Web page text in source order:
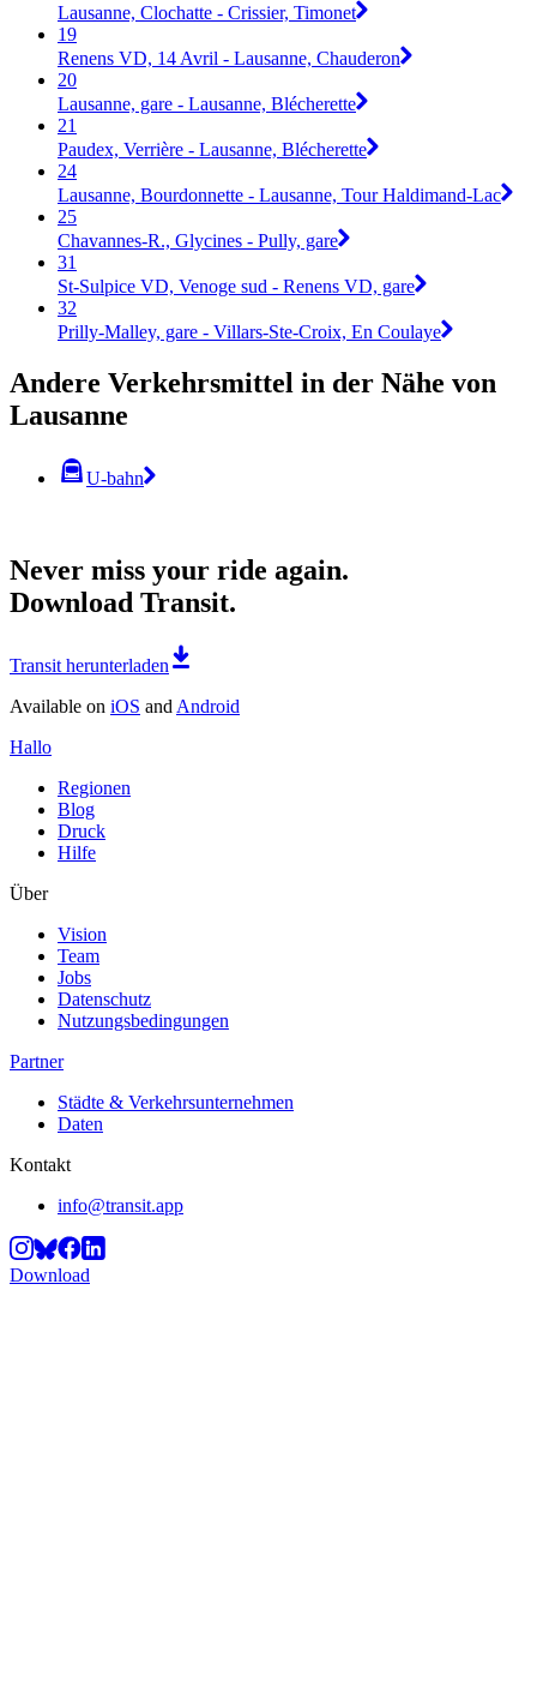
Lausanne, Clochatte - Crissier, Timonet
19
Renens VD, 14 Avril - Lausanne, Chauderon
20
Lausanne, gare - Lausanne, Blécherette
21
Paudex, Verrière - Lausanne, Blécherette
24
Lausanne, Bourdonnette - Lausanne, Tour Haldimand-Lac
25
Chavannes-R., Glycines - Pully, gare
31
St-Sulpice VD, Venoge sud - Renens VD, gare
32
Prilly-Malley, gare - Villars-Ste-Croix, En Coulaye
Andere Verkehrsmittel in der Nähe von
Lausanne
U-bahn
Never miss your ride again.
Download Transit.
Transit herunterladen
Available on iOS and Android
Hallo
Regionen
Blog
Druck
Hilfe
Über
Vision
Team
Jobs
Datenschutz
Nutzungsbedingungen
Partner
Städte & Verkehrsunternehmen
Daten
Kontakt
info@transit.app
Download